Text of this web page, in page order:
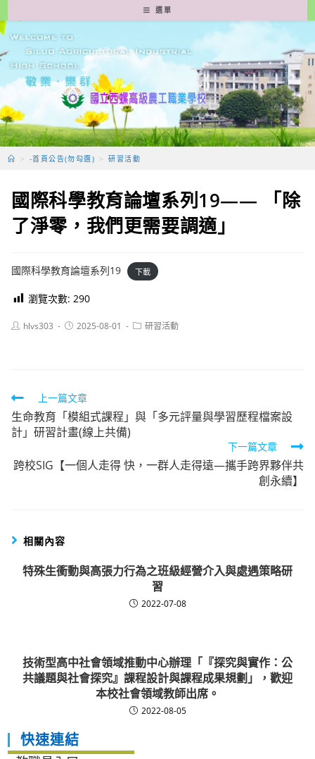
轉
至
要
容
選單
> -首頁公告(勿勾選) > 研習活動
國際科學教育論壇系列19—— 「除
了淨零，我們更需要調適」
國際科學教育論壇系列19 下載
瀏覽次數: 290
Posthlvs303
Post2025-08-01
Post研習活動
Read
more
articles
上一篇文章
生命教育「模組式課程」與「多元評量與學習歷程檔案設
計」研習計畫(線上共備)
下一篇文章
跨校SIG【一個人走得 快，一群人走得遠—攜手跨界夥伴共
創永續】
相關內容
特殊生衝動與高張力行為之班級經營介入與處遇策略研
習
2022-07-08
技術型高中社會領域推動中心辦理「『探究與實作：公
共議題與社會探究』課程設計與課程成果規劃」，歡迎
本校社會領域教師出席。
2022-08-05
快速連結